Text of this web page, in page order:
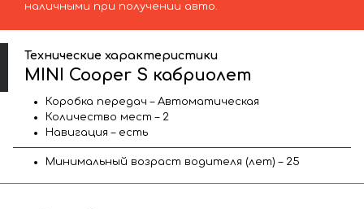
наличными при получении авто.
Технические характеристики
MINI Cooper S кабриолет
Коробка передач – Автоматическая
Количество мест – 2
Навигация – есть
Минимальный возраст водителя (лет) – 25